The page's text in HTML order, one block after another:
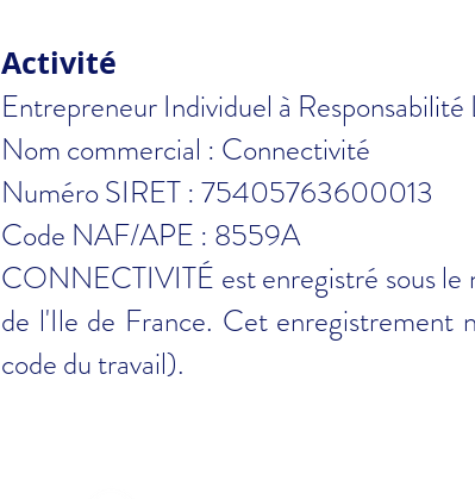
Activité
Entrepreneur Individuel à
Nom commercial : Connectivité
Numéro SIRET : 75405763600013
Code NAF/APE : 8559A
CONNECTIVITÉ est enregistré sous le
de l'Ile de France. Cet enregistrement
code du travail).